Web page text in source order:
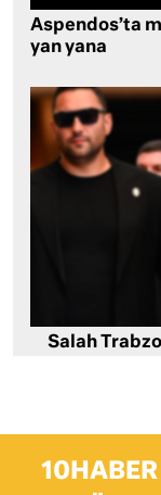
Aspendos’ta
yan yana
Salah
10HABER